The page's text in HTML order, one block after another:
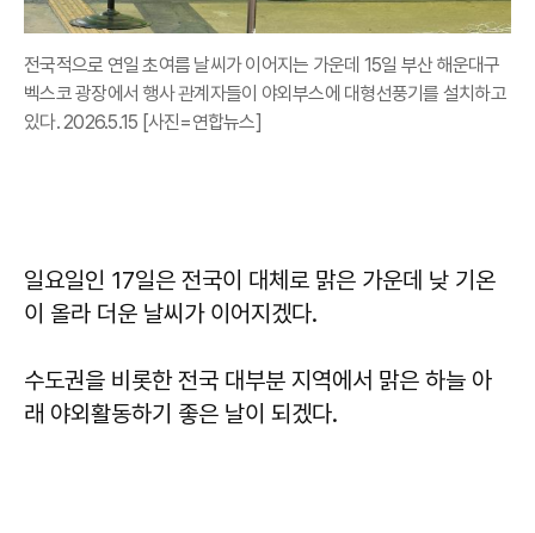
전국적으로 연일 초여름 날씨가 이어지는 가운데 15일 부산 해운대구
벡스코 광장에서 행사 관계자들이 야외부스에 대형선풍기를 설치하고
있다. 2026.5.15 [사진=연합뉴스]
일요일인 17일은 전국이 대체로 맑은 가운데 낮 기온
이 올라 더운 날씨가 이어지겠다.
수도권을 비롯한 전국 대부분 지역에서 맑은 하늘 아
래 야외활동하기 좋은 날이 되겠다.